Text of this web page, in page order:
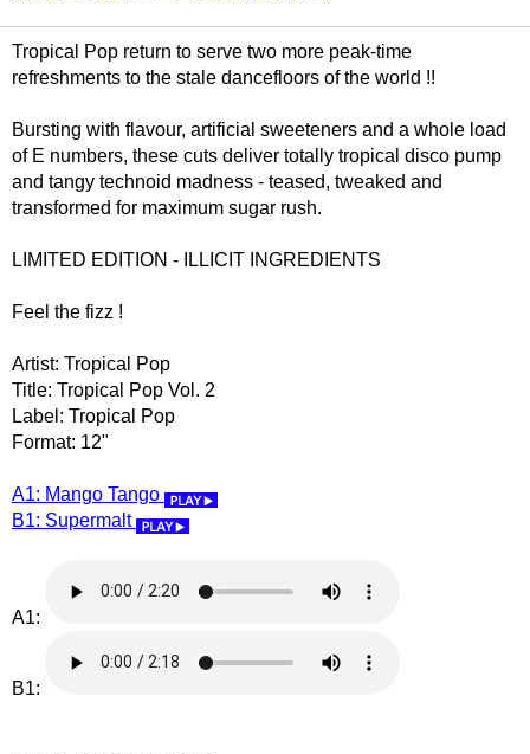
Tropical Pop return to serve two more peak-time
refreshments to the stale dancefloors of the world !!
Bursting with flavour, artificial sweeteners and a whole load
of E numbers, these cuts deliver totally tropical disco pump
and tangy technoid madness - teased, tweaked and
transformed for maximum sugar rush.
LIMITED EDITION - ILLICIT INGREDIENTS
Feel the fizz !
Artist: Tropical Pop
Title: Tropical Pop Vol. 2
Label: Tropical Pop
Format: 12"
A1: Mango Tango
B1: Supermalt
A1:
B1: